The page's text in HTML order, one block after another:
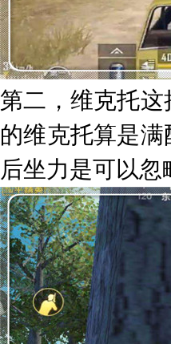
第二，维克托
的维克托算是
后坐力是可以忽